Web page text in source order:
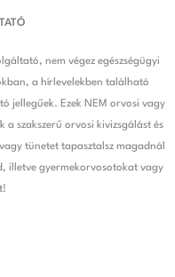
nem végez egészségügyi
a hírlevelekben található
jellegűek. Ezek NEM orvosi vagy
a szakszerű orvosi kivizsgálást és
tünetet tapasztalsz magadnál
illetve gyermekorvosotokat vagy